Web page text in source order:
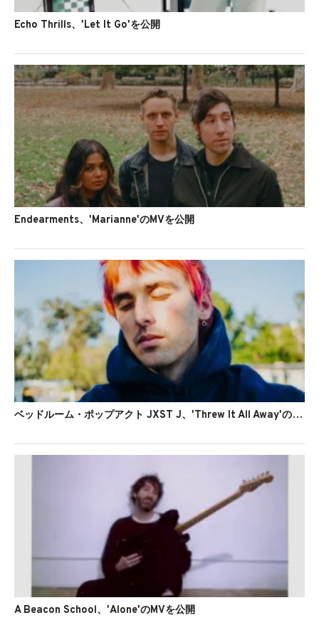
Echo Thrills、'Let It Go'を公開
Endearments、'Marianne'のMVを公開
ベッドルーム・ポップアクト JXST J、'Threw It All Away'のMVを公開
A Beacon School、'Alone'のMVを公開